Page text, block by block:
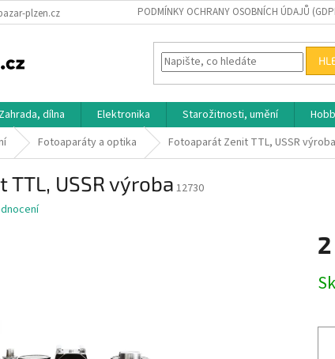
plzen.cz PODMÍNKY OCHRANY OSOBNÍCH ÚDAJŮ
Zahrada, dílna Elektronika Starožitnosti, umění
Fotoaparáty a optika Fotoaparát Zenit TTL, USSR výroba
USSR výroba 12730